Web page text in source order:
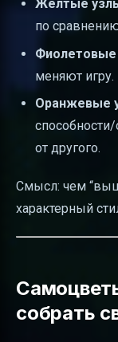
Желтые
по
Фиолетовые
меняют игру.
Оранжевые
от другого.
Смысл: чем
характерный
собрать